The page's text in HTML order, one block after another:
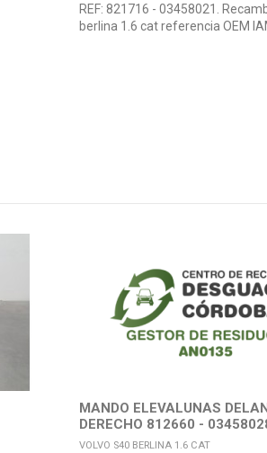
REF: 821716 - 03458021.
berlina 1.6 cat referencia OEM
MANDO ELEVALUNAS
DERECHO 812660 -
VOLVO S40 BERLINA 1.6 CAT